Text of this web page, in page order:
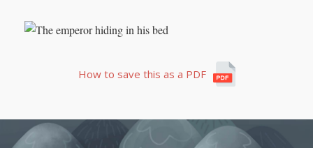
real
How to save this as a PDF